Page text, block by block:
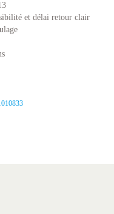
et délai retour clair